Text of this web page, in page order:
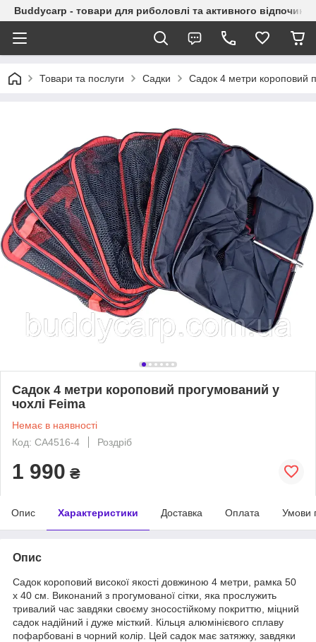
Buddycarp - товари для риболовлі та активного
Товари та послуги Садки Садок 4 метри короповий
Садок 4 метри короповий прогумований у
чохлі Feima
Немає в наявності
Код: СА4516-4
Роздріб
1 990 ₴
Опис Характеристики Доставка Оплата Умови
Опис
Садок короповий високої якості довжиною 4 метри, рамка 50
х 40 см. Виконаний з прогумованої сітки, яка прослужить
тривалий час завдяки своєму зносостійкому покриттю, міцний
садок надійний і дуже місткий. Кільця алюмінієвого сплаву
пофарбовані в чорний колір. Цей садок має затяжку, завдяки